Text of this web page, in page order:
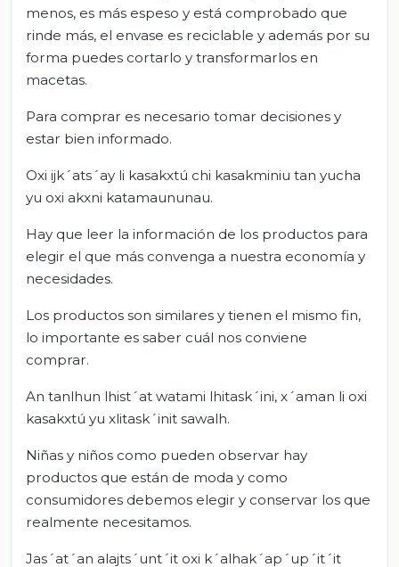
menos, es más espeso y está comprobado que
rinde más, el envase es reciclable y además por su
forma puedes cortarlo y transformarlos en
macetas.
Para comprar es necesario tomar decisiones y
estar bien informado.
Oxi ijk´ats´ay li kasakxtú chi kasakminiu tan yucha
yu oxi akxni katamaununau.
Hay que leer la información de los productos para
elegir el que más convenga a nuestra economía y
necesidades.
Los productos son similares y tienen el mismo fin,
lo importante es saber cuál nos conviene
comprar.
An tanlhun lhist´at watami lhitask´ini, x´aman li oxi
kasakxtú yu xlitask´init sawalh.
Niñas y niños como pueden observar hay
productos que están de moda y como
consumidores debemos elegir y conservar los que
realmente necesitamos.
Jas´at´an alajts´unt´it oxi k´alhak´ap´up´it´it